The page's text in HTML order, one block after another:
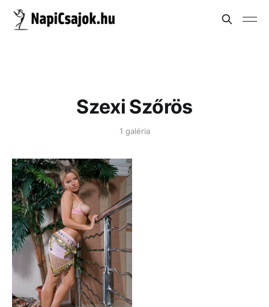
Szexi Szőrös
1 galéria